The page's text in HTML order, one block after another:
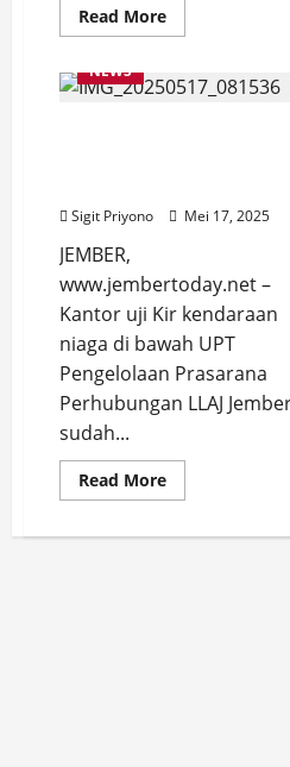
Read MoreRead
more
Patuh
Aturan
Pengendara
NEWS
Sigit Priyono Mei 17, 2025
JEMBER,
www.jembertoday.net –
Kantor uji Kir kendaraan
niaga di bawah UPT
Pengelolaan Prasarana
Perhubungan LLAJ
sudah...
Read MoreRead
more
Uji